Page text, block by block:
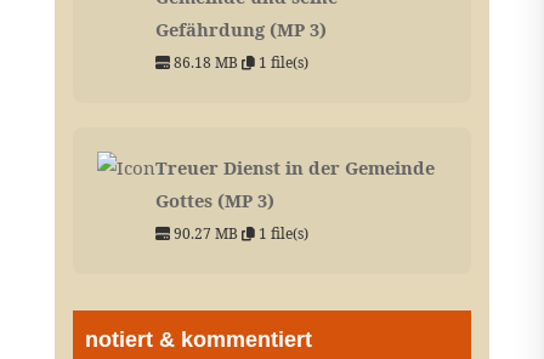
Gefährdung (MP 3)
86.18 MB 1 file(s)
Treuer Dienst in der Gemeinde
Gottes (MP 3)
90.27 MB 1 file(s)
notiert & kommentiert